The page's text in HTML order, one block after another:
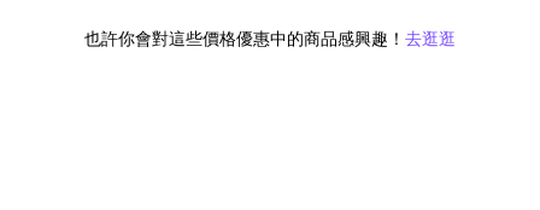
也許你會對這些價格優惠中的商品感興趣！ 去逛逛